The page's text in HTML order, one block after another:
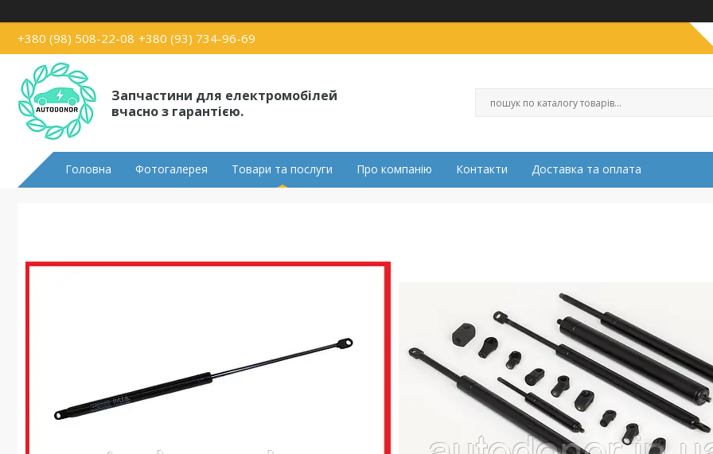
+380 (98) 508-22-08 +380 (93) 734-96-69
Запчастини для електромобілей
вчасно з гарантією.
Головна Фотогалерея Товари та послуги Про компанію Контакти Доставка та оплата